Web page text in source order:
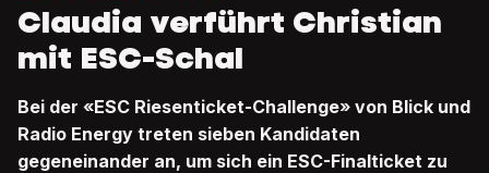
Claudia verführt Christian
mit ESC-Schal
Bei der «ESC Riesenticket-Challenge» von Blick und
Radio Energy treten sieben Kandidaten
gegeneinander an, um sich ein ESC-Finalticket zu